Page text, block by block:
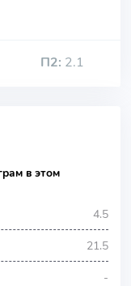
П2: 2.1
в этом
4.5
21.5
-